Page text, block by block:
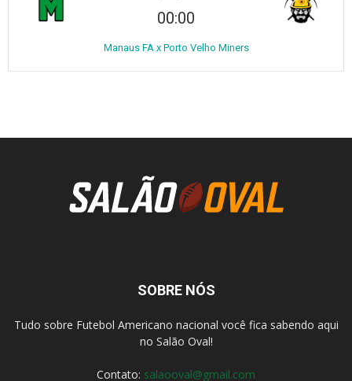
00:00
Manaus FA x Porto Velho Miners
SOBRE NÓS
Tudo sobre Futebol Americano nacional você fica sabendo aqui
no Salão Oval!
Contato: salaooval@gmail.com